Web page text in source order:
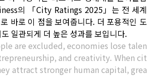
의 「City Ratings 2025」는 전 세계
바로 이 점을 보여줍니다. 더 포용적인 도
일관되게 더 높은 성과를 보입니다.
are excluded, economies lose talen
and creativity. When cit
attract stronger human capital, grea